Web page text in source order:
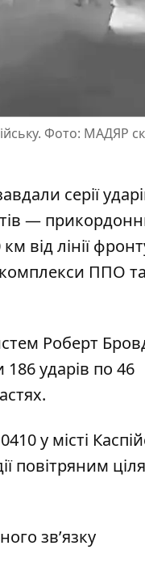
Фото: МАДЯР
серії
—
від лінії
ППО та
Роберт
ударів по 46
у місті
повітряним
зв’язку